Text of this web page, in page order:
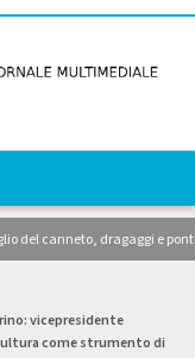
canneto, dragaggi e pontile
vicepresidente
come strumento di